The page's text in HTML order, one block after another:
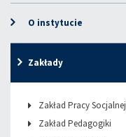
O instytucie
Zakłady
Zakład Pracy Socjalnej
Zakład Pedagogiki